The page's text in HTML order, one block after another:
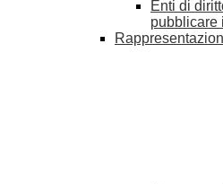
Enti di
pubblicare